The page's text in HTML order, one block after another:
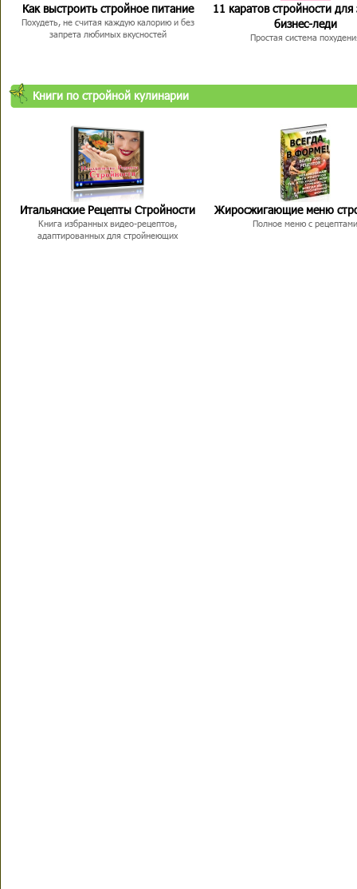
Как выстроить стройное питание
Похудеть, не считая каждую калорию и без
запрета любимых вкусностей
11 каратов стройности для
бизнес-леди
Простая система
Книги по стройной кулинарии
Итальянские Рецепты Стройности
Книга избранных видео-рецептов,
адаптированных для стройнеющих
Жиросжигающие меню
Полное меню с рецептами